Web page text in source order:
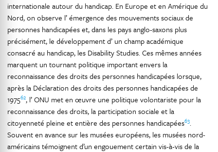
internationale autour du handicap. En Europe et en Amérique du
Nord, on observe l’ émergence des mouvements sociaux de
personnes handicapées et, dans les pays anglo-saxons plus
précisément, le développement d’ un champ académique
consacré au handicap, les Disability Studies. Ces mêmes années
marquent un tournant politique important envers la
reconnaissance des droits des personnes handicapées lorsque,
après la Déclaration des droits des personnes handicapées de
197562, l’ ONU met en œuvre une politique volontariste pour la
reconnaissance des droits, la participation sociale et la
citoyenneté pleine et entière des personnes handicapées63.
Souvent en avance sur les musées européens, les musées nord-
américains témoignent d’un engouement certain vis-à-vis de la